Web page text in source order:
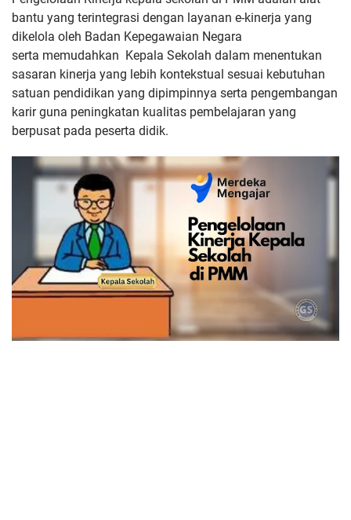
bantu yang terintegrasi dengan layanan e-kinerja yang
dikelola oleh Badan Kepegawaian Negara
serta memudahkan Kepala Sekolah dalam menentukan
sasaran kinerja yang lebih kontekstual sesuai kebutuhan
satuan pendidikan yang dipimpinnya serta pengembangan
karir guna peningkatan kualitas pembelajaran yang
berpusat pada peserta didik.